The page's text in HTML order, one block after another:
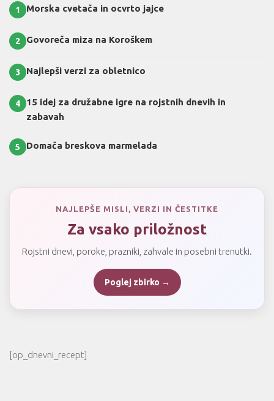
1 Morska cvetača in ocvrto jajce
2 Govoreča miza na Koroškem
3 Najlepši verzi za obletnico
4
15 idej za družabne igre na rojstnih dnevih in
zabavah
5 Domača breskova marmelada
NAJLEPŠE MISLI, VERZI IN ČESTITKE
Za vsako priložnost
Rojstni dnevi, poroke, prazniki, zahvale in posebni trenutki.
Poglej zbirko →
[op_dnevni_recept]